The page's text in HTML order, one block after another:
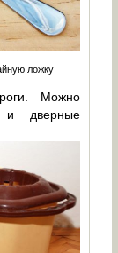
ложку
Можно
и дверные